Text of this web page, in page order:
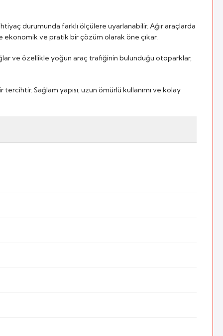
durumunda farklı ölçülere uyarlanabilir. Ağır araçlarda
ekonomik ve pratik bir çözüm olarak öne çıkar.
ve özellikle yoğun araç trafiğinin bulunduğu otoparklar,
Sağlam yapısı, uzun ömürlü kullanımı ve kolay